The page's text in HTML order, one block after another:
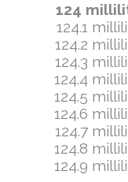
124
124.1
124.2
124.3
124.4
124.5
124.6
124.7
124.8
124.9